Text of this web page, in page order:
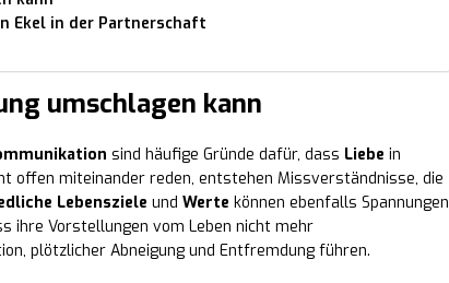
Ekel in der Partnerschaft
umschlagen kann
sind häufige Gründe dafür, dass Liebe in
offen miteinander reden, entstehen Missverständnisse, die
Lebensziele und Werte können ebenfalls Spannungen
ihre Vorstellungen vom Leben nicht mehr
plötzlicher Abneigung und Entfremdung führen.